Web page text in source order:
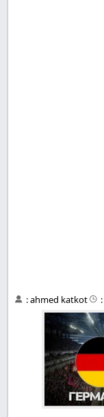
:ahmed katkot :